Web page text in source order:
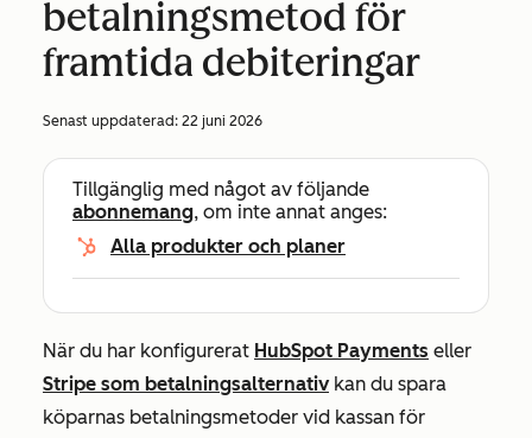
betalningsmetod för
framtida debiteringar
Senast uppdaterad: 22 juni 2026
Tillgänglig med något av följande
abonnemang, om inte annat anges:
Alla produkter och planer
När du har konfigurerat HubSpot Payments eller
Stripe som betalningsalternativkan du spara
köparnas betalningsmetoder vid kassan för